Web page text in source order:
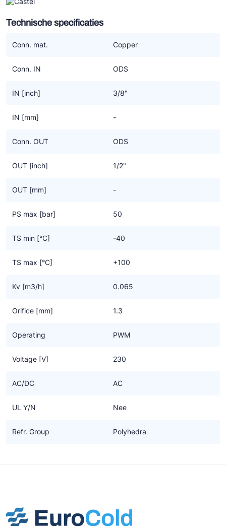
- Airconditioning installaties,
- Warmtepomp systeem,
- Vloeistof koelers.
Modulation (PWM) principe en ze kunnen worden aangestuurd
koudemiddelen uit de Polyhedra groep enerzijds en de GoGreen
2028E worden geleverd zonder magneetspoel, herkenbaar aan
geleverd met een vaste spoel van 230V AC te herkennen aan de
- Serie 9300 (type HF2),
- Serie 9360 (type HF4).
Technische specificaties
Conn. mat. Copper
Conn. IN ODS
IN [inch] 3/8"
IN [mm] -
Conn. OUT ODS
OUT [inch] 1/2"
OUT [mm] -
PS max [bar] 50
TS min [°C] -40
TS max [°C] +100
Kv [m3/h] 0.065
Orifice [mm] 1.3
Operating PWM
Voltage [V] 230
AC/DC AC
UL Y/N Nee
Refr. Group Polyhedra